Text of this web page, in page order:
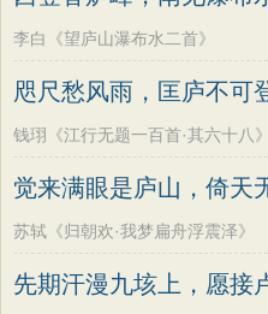
李白《望庐山瀑布水二首》
咫尺愁风雨，匡庐不可
钱珝《江行无题一百首·其六十八》
觉来满眼是庐山，倚天
苏轼《归朝欢·我梦扁舟浮震泽》
先期汗漫九垓上，愿接